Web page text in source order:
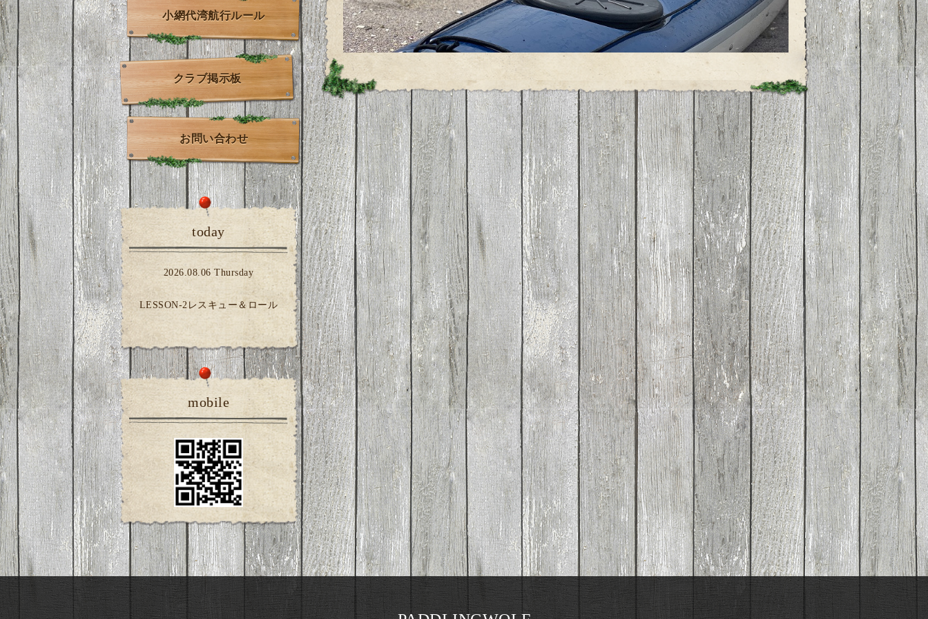
小網代湾航行ルール
クラブ掲示板
お問い合わせ
today
2026.08.06 Thursday
LESSON-2レスキュー＆ロール
mobile